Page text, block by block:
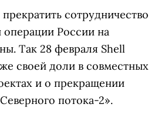
сотрудничество
операции России на
Так 28 февраля Shell
своей доли в совместных
и о прекращении
потока-2».